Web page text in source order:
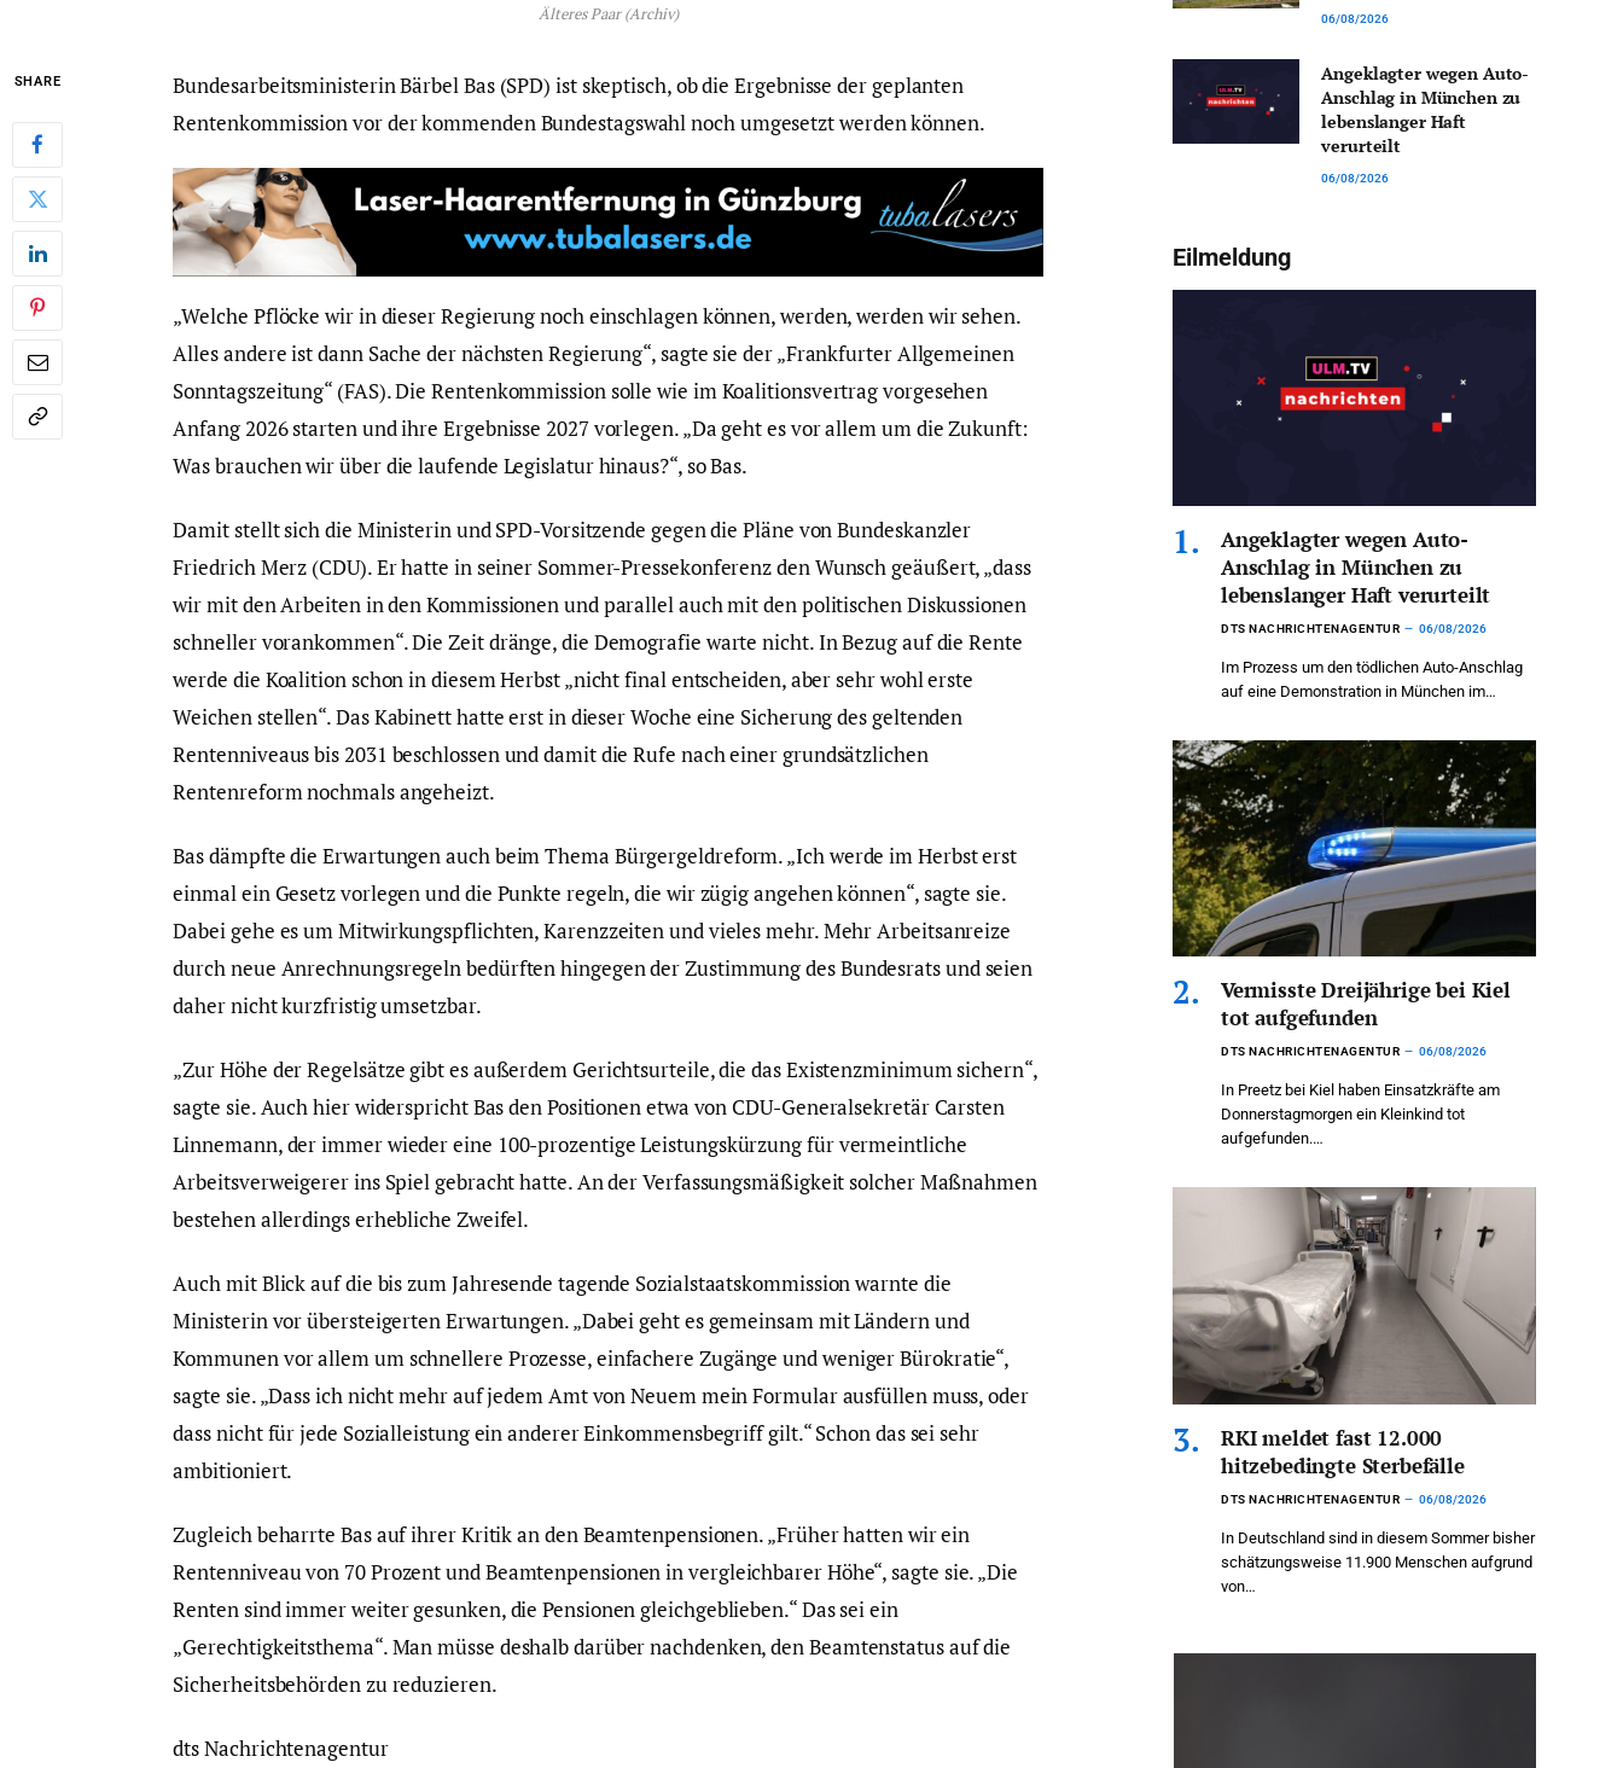
Älteres Paar (Archiv)
SHARE
Bundesarbeitsministerin Bärbel Bas (SPD) ist skeptisch, ob die Ergebnisse der geplanten
Rentenkommission vor der kommenden Bundestagswahl noch umgesetzt werden können.
„Welche Pflöcke wir in dieser Regierung noch einschlagen können, werden, werden wir sehen.
Alles andere ist dann Sache der nächsten Regierung“, sagte sie der „Frankfurter Allgemeinen
Sonntagszeitung“ (FAS). Die Rentenkommission solle wie im Koalitionsvertrag vorgesehen
Anfang 2026 starten und ihre Ergebnisse 2027 vorlegen. „Da geht es vor allem um die Zukunft:
Was brauchen wir über die laufende Legislatur hinaus?“, so Bas.
Damit stellt sich die Ministerin und SPD-Vorsitzende gegen die Pläne von Bundeskanzler
Friedrich Merz (CDU). Er hatte in seiner Sommer-Pressekonferenz den Wunsch geäußert, „dass
wir mit den Arbeiten in den Kommissionen und parallel auch mit den politischen Diskussionen
schneller vorankommen“. Die Zeit dränge, die Demografie warte nicht. In Bezug auf die Rente
werde die Koalition schon in diesem Herbst „nicht final entscheiden, aber sehr wohl erste
Weichen stellen“. Das Kabinett hatte erst in dieser Woche eine Sicherung des geltenden
Rentenniveaus bis 2031 beschlossen und damit die Rufe nach einer grundsätzlichen
Rentenreform nochmals angeheizt.
Bas dämpfte die Erwartungen auch beim Thema Bürgergeldreform. „Ich werde im Herbst erst
einmal ein Gesetz vorlegen und die Punkte regeln, die wir zügig angehen können“, sagte sie.
Dabei gehe es um Mitwirkungspflichten, Karenzzeiten und vieles mehr. Mehr Arbeitsanreize
durch neue Anrechnungsregeln bedürften hingegen der Zustimmung des Bundesrats und seien
daher nicht kurzfristig umsetzbar.
„Zur Höhe der Regelsätze gibt es außerdem Gerichtsurteile, die das Existenzminimum sichern“,
sagte sie. Auch hier widerspricht Bas den Positionen etwa von CDU-Generalsekretär Carsten
Linnemann, der immer wieder eine 100-prozentige Leistungskürzung für vermeintliche
Arbeitsverweigerer ins Spiel gebracht hatte. An der Verfassungsmäßigkeit solcher Maßnahmen
bestehen allerdings erhebliche Zweifel.
Auch mit Blick auf die bis zum Jahresende tagende Sozialstaatskommission warnte die
Ministerin vor übersteigerten Erwartungen. „Dabei geht es gemeinsam mit Ländern und
Kommunen vor allem um schnellere Prozesse, einfachere Zugänge und weniger Bürokratie“,
sagte sie. „Dass ich nicht mehr auf jedem Amt von Neuem mein Formular ausfüllen muss, oder
dass nicht für jede Sozialleistung ein anderer Einkommensbegriff gilt.“ Schon das sei sehr
ambitioniert.
Zugleich beharrte Bas auf ihrer Kritik an den Beamtenpensionen. „Früher hatten wir ein
Rentenniveau von 70 Prozent und Beamtenpensionen in vergleichbarer Höhe“, sagte sie. „Die
Renten sind immer weiter gesunken, die Pensionen gleichgeblieben.“ Das sei ein
„Gerechtigkeitsthema“. Man müsse deshalb darüber nachdenken, den Beamtenstatus auf die
Sicherheitsbehörden zu reduzieren.
dts Nachrichtenagentur
06/08/2026
Angeklagter wegen Auto-
Anschlag in München zu
lebenslanger Haft
verurteilt
06/08/2026
Eilmeldung
Angeklagter wegen Auto-
Anschlag in München zu
lebenslanger Haft verurteilt
DTS NACHRICHTENAGENTUR 06/08/2026
Im Prozess um den tödlichen Auto-Anschlag
auf eine Demonstration in München im…
Vermisste Dreijährige bei Kiel
tot aufgefunden
DTS NACHRICHTENAGENTUR 06/08/2026
In Preetz bei Kiel haben Einsatzkräfte am
Donnerstagmorgen ein Kleinkind tot
aufgefunden.…
RKI meldet fast 12.000
hitzebedingte Sterbefälle
DTS NACHRICHTENAGENTUR 06/08/2026
In Deutschland sind in diesem Sommer bisher
schätzungsweise 11.900 Menschen aufgrund
von…